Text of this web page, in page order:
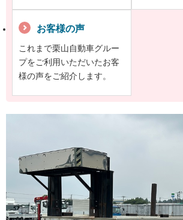
お客様の声
これまで栗山自動車グルー
プをご利用いただいたお客
様の声をご紹介します。